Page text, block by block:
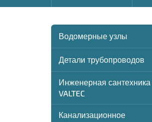
Водомерные узлы
Детали трубопроводов
Инженерная сантехника
VALTEC
Канализационное